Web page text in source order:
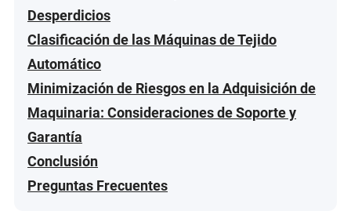
Desperdicios
Clasificación de las Máquinas de Tejido
Automático
Minimización de Riesgos en la Adquisición de
Maquinaria: Consideraciones de Soporte y
Garantía
Conclusión
Preguntas Frecuentes